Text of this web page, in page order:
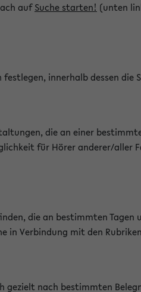
aufSuche starten! (unten
innerhalb dessen die
die an einer
für Hörer anderer/
die an bestimmten
in Verbindung mit den
gezielt nach bestimmten